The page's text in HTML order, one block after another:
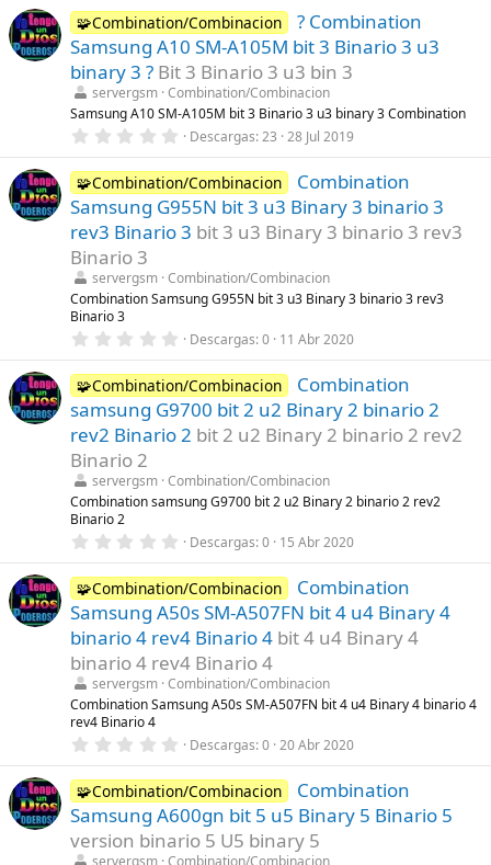
🧩Combination/Combinacion
? Combination
Samsung A10 SM-A105M bit 3 Binario 3 u3
binary 3 ? Bit 3 Binario 3 u3 bin 3
servergsm Combination/Combinacion
Samsung A10 SM-A105M bit 3 Binario 3 u3 binary 3 Combination
0
0
0
e
s
t
r
l
l
a
s
Descargas 23 28 Jul 2019
🧩Combination/Combinacion
Combination
Samsung G955N bit 3 u3 Binary 3 binario 3
rev3 Binario 3 bit 3 u3 Binary 3 binario 3 rev3
Binario 3
servergsm Combination/Combinacion
Combination Samsung G955N bit 3 u3 Binary 3 binario 3 rev3
Binario 3
0
0
0
e
s
t
r
l
l
a
s
Descargas 0 11 Abr 2020
🧩Combination/Combinacion
Combination
samsung G9700 bit 2 u2 Binary 2 binario 2
rev2 Binario 2 bit 2 u2 Binary 2 binario 2 rev2
Binario 2
servergsm Combination/Combinacion
Combination samsung G9700 bit 2 u2 Binary 2 binario 2 rev2
Binario 2
0
0
0
e
s
t
r
e
l
l
a
s
Descargas 0 15 Abr 2020
🧩Combination/Combinacion
Combination
Samsung A50s SM-A507FN bit 4 u4 Binary 4
binario 4 rev4 Binario 4 bit 4 u4 Binary 4
binario 4 rev4 Binario 4
servergsm Combination/Combinacion
Combination Samsung A50s SM-A507FN bit 4 u4 Binary 4 binario 4
rev4 Binario 4
0
0
0
e
s
t
r
Descargas 0 20 Abr 2020
🧩Combination/Combinacion
Combination
Samsung A600gn bit 5 u5 Binary 5 Binario 5
version binario 5 U5 binary 5
servergsm Combination/Combinacion